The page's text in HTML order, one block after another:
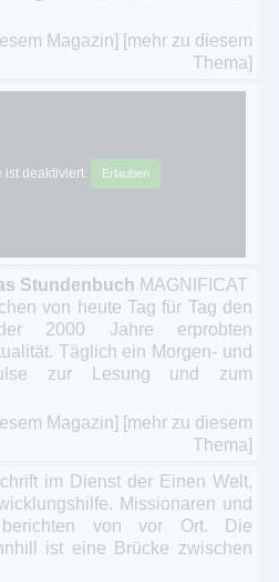
Magazin] [mehr zu diesem
Thema]
ist deaktiviert. Erlauben
Stundenbuch MAGNIFICAT
von heute Tag für Tag den
2000 Jahre erprobten
Täglich ein Morgen- und
zur Lesung und zum
Magazin] [mehr zu diesem
Thema]
im Dienst der Einen Welt,
Missionaren und
berichten von vor Ort. Die
ist eine Brücke zwischen